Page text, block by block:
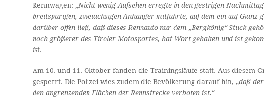
Rennwagen: „Nicht wenig Aufsehen erregte in den gestrigen
breitspurigen, zweiachsigen Anhänger mitführte, auf dem ein auf Glanz
darüber offen ließ, daß dieses Rennauto nur dem „Bergkönig“ Stuck
noch größerer des Tiroler Motosportes, hat Wort gehalten und ist
ist.
Am 10. und 11. Oktober fanden die Trainingsläufe statt. Aus diesem
gesperrt. Die Polizei wies zudem die Bevölkerung darauf hin, „daß
den angrenzenden Flächen der Rennstrecke verboten ist.“